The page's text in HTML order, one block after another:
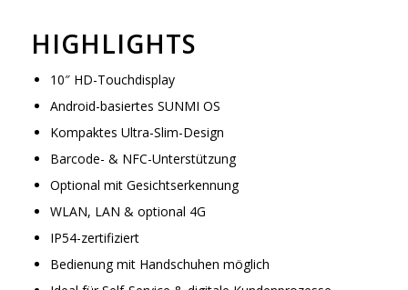
HIGHLIGHTS
10″ HD-Touchdisplay
Android-basiertes SUNMI OS
Kompaktes Ultra-Slim-Design
Barcode- & NFC-Unterstützung
Optional mit Gesichtserkennung
WLAN, LAN & optional 4G
IP54-zertifiziert
Bedienung mit Handschuhen möglich